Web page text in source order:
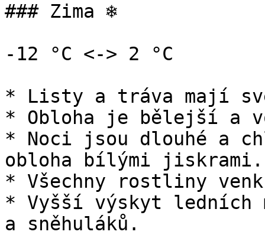
### Zima ❄️
-12 °C <-> 2 °C
* Listy a tráva mají
* Obloha je bělejší a
* Noci jsou dlouhé a
obloha bílými jiskrami.
* Všechny rostliny
* Vyšší výskyt ledních
a sněhuláků.